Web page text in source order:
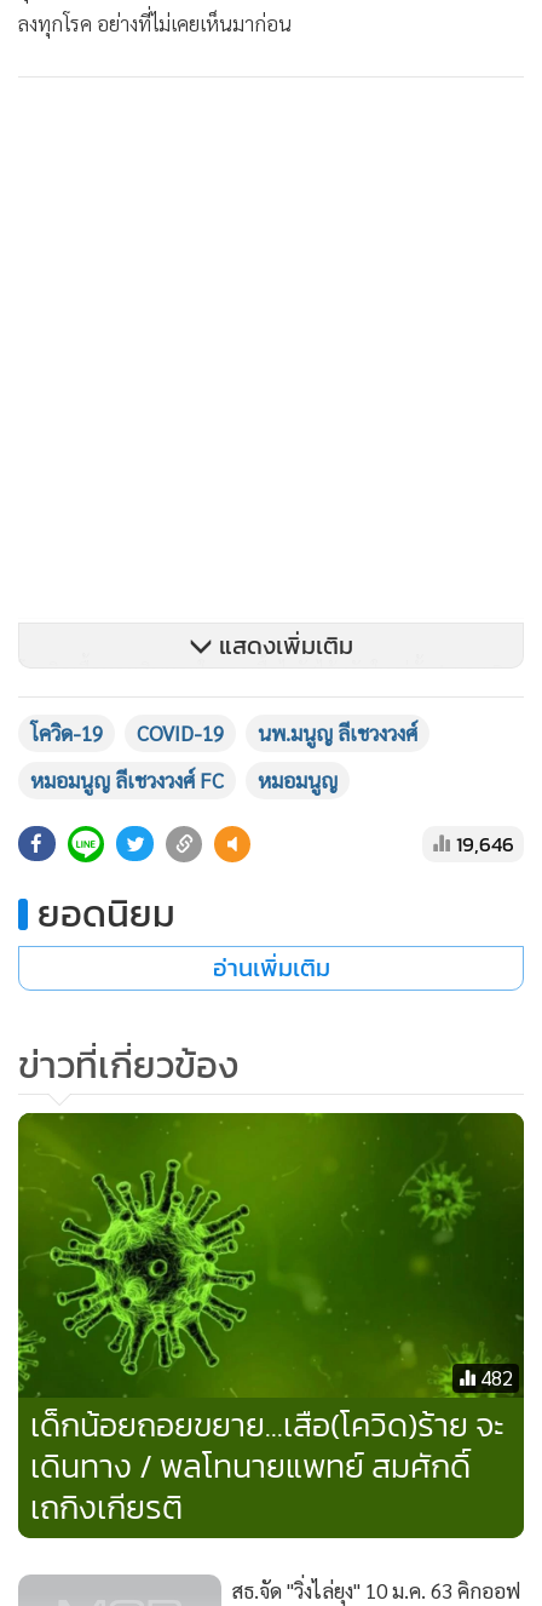
ลงทุกโรค อย่างที่ไม่เคยเห็นมาก่อน
โรคติดเชื้อทางเดินหายใจจากเชื้อไวรัสไข้หวัดใหญ่ทั้ง A และ B
ไม่พบเลย (ดูกราฟ)
เชื้อไวรัสทางเดินหายใจ RSV และเชื้อไวรัสทางเดินหายใจ hMPV
อุบัติการณ์โรคไข้เลือดออกที่เกิดจากเชื้อไวรัสเดงกี่ เดือนที่แล้ว
ลดลงมากพบเพียง 2 คน (ดูกราฟ) โรคชิคุนกุนยาเดือนที่แล้วไม่
พบเลย
โรคไวรัส Noro (โนโร) และ Rota (โรตา) ทำให้เกิดอาการท้องร่วง
อย่างรุนแรงทั้งในเด็กและผู้ใหญ่
ไวรัสโนโรไม่พบเลย และ ไวรัสโรตาพบเพียง 1 คน (ดูกราฟ)
ปรากฏการณ์ที่เกิดขึ้นเดือนที่แล้ว อาจเป็นจากหลายปัจจัย
อากาศร้อนจัด โรงเรียนปิดเทอม ไม่มีการรวมกลุ่มกัน เว้นระยะ
ห่างทางสังคม คนส่วนใหญ่อยู่บ้าน คนหมั่นล้างมือบ่อยๆ ด้วยน้ำ
และสบู่ หรือแอลกอฮอล์เจล และใส่หน้ากากอนามัยเวลาออก
นอกบ้าน กินร้อน ช้อนกลางส่วนตัว
เดือนพฤษภาคมจะดีเหมือนเดือนเมษายนหรือไม่ ติดตาม
รายงานเดือนหน้าครับ
แสดงเพิ่มเติม
โควิด-19 COVID-19
นพ.มนูญ ลีเชวงวงศ์
หมอมนูญ ลีเชวงวงศ์ FC
หมอมนูญ
19,646
ยอดนิยม
อ่านเพิ่มเติม
ข่าวที่เกี่ยวข้อง
482
เด็กน้อยถอยขยาย...เสือ(โควิด)ร้าย จะ
เดินทาง / พลโทนายแพทย์ สมศักดิ์
เถกิงเกียรติ
สธ.จัด "วิ่งไล่ยุง" 10 ม.ค. 63 คิกออฟ